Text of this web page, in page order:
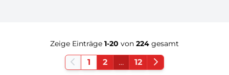
Zeige Einträge 1-20 von 224 gesamt
1 2 … 12